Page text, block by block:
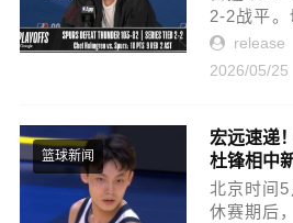
2-2战平
球原因：
战，而我
好。...
release
2026/05/25
篮球新闻
宏远速递
杜锋相中
园行
北京时间
休赛期后